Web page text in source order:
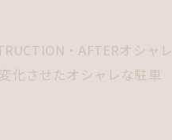
・AFTERオシャレ
化させたオシャレな駐車